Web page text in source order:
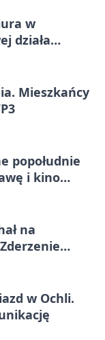
w
działa
Mieszkańcy
popołudnie
i kino
na
w Ochli.